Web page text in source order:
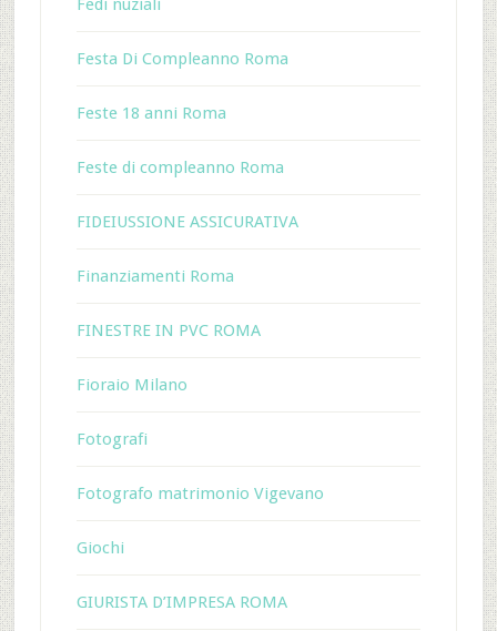
Fedi nuziali
Festa Di Compleanno Roma
Feste 18 anni Roma
Feste di compleanno Roma
FIDEIUSSIONE ASSICURATIVA
Finanziamenti Roma
FINESTRE IN PVC ROMA
Fioraio Milano
Fotografi
Fotografo matrimonio Vigevano
Giochi
GIURISTA D’IMPRESA ROMA